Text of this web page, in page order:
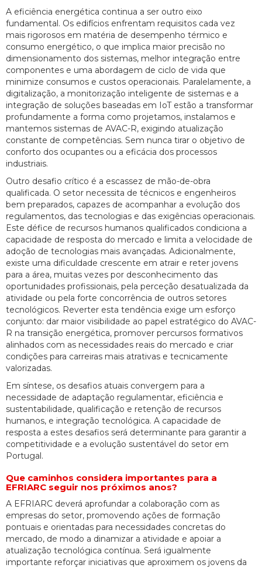
A eficiência energética continua a ser outro eixo
fundamental. Os edifícios enfrentam requisitos cada vez
mais rigorosos em matéria de desempenho térmico e
consumo energético, o que implica maior precisão no
dimensionamento dos sistemas, melhor integração entre
componentes e uma abordagem de ciclo de vida que
minimize consumos e custos operacionais. Paralelamente, a
digitalização, a monitorização inteligente de sistemas e a
integração de soluções baseadas em IoT estão a transformar
profundamente a forma como projetamos, instalamos e
mantemos sistemas de AVAC-R, exigindo atualização
constante de competências. Sem nunca tirar o objetivo de
conforto dos ocupantes ou a eficácia dos processos
industriais.
Outro desafio crítico é a escassez de mão-de-obra
qualificada. O setor necessita de técnicos e engenheiros
bem preparados, capazes de acompanhar a evolução dos
regulamentos, das tecnologias e das exigências operacionais.
Este défice de recursos humanos qualificados condiciona a
capacidade de resposta do mercado e limita a velocidade de
adoção de tecnologias mais avançadas. Adicionalmente,
existe uma dificuldade crescente em atrair e reter jovens
para a área, muitas vezes por desconhecimento das
oportunidades profissionais, pela perceção desatualizada da
atividade ou pela forte concorrência de outros setores
tecnológicos. Reverter esta tendência exige um esforço
conjunto: dar maior visibilidade ao papel estratégico do AVAC-
R na transição energética, promover percursos formativos
alinhados com as necessidades reais do mercado e criar
condições para carreiras mais atrativas e tecnicamente
valorizadas.
Em síntese, os desafios atuais convergem para a
necessidade de adaptação regulamentar, eficiência e
sustentabilidade, qualificação e retenção de recursos
humanos, e integração tecnológica. A capacidade de
resposta a estes desafios será determinante para garantir a
competitividade e a evolução sustentável do setor em
Portugal.
Que caminhos considera importantes para a
EFRIARC seguir nos próximos anos?
A EFRIARC deverá aprofundar a colaboração com as
empresas do setor, promovendo ações de formação
pontuais e orientadas para necessidades concretas do
mercado, de modo a dinamizar a atividade e apoiar a
atualização tecnológica contínua. Será igualmente
importante reforçar iniciativas que aproximem os jovens da